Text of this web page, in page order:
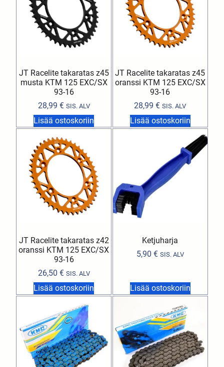
JT Racelite takaratas z45
musta KTM 125 EXC/SX
93-16
28,99 € SIS. ALV
Lisää ostoskoriin
JT Racelite takaratas z45
oranssi KTM 125 EXC/SX
93-16
28,99€ SIS. ALV
Lisää ostoskoriin
JT Racelite takaratas z42
oranssi KTM 125 EXC/SX
93-16
26,50 € SIS. ALV
Lisää ostoskoriin
Ketjuharja
5,90 € SIS. ALV
Lisää ostoskoriin